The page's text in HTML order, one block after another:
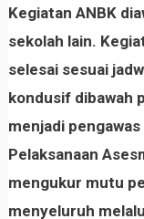
Kegiatan ANBK
sekolah lain.
selesai sesuai
kondusif dibawah
menjadi
Pelaksanaan
mengukur mutu
menyeluruh